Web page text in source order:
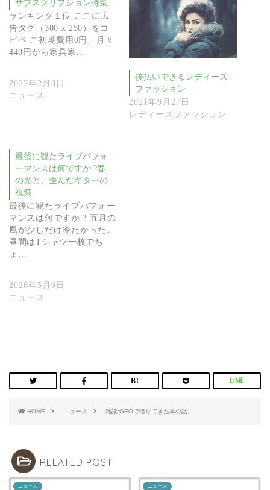
サブスクリプション特集
ランキング１位 ここに広
告タグ（300 x 250）をコ
ピペ こ初期費用0円、月々
440円から家具家…
2022年2月8日
ニュース
後払いできるレディース
ファッション
2021年9月27日
レディースファッション
最後に観たライブパフォ
ーマンスは何ですか ?春
の光と、歪んだギターの
祝祭
最後に観たライブパフォー
マンスは何ですか ? 五月の
風が少しだけ冷たかった。
昼間はTシャツ一枚でち
ょ…
2026年5月9日
ニュース
HOME ニュース 雑談:GEOで借りてきた本の話。
RELATED POST
ニュース ニュース